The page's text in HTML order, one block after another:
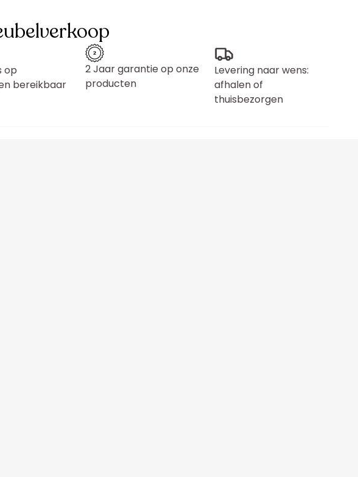
op
bereikbaar
2 Jaar garantie op onze
producten
Levering naar wens:
afhalen of
thuisbezorgen